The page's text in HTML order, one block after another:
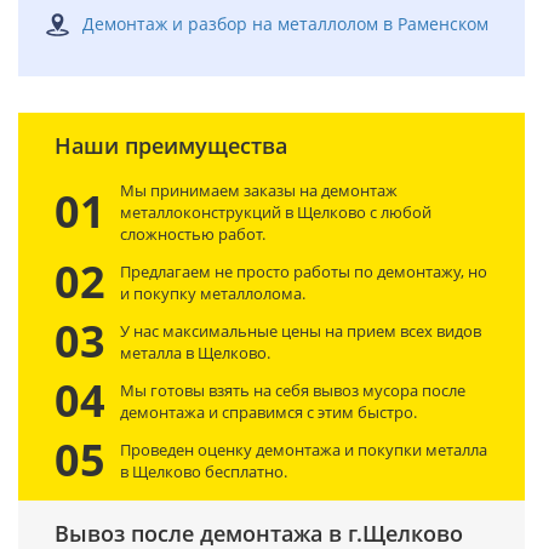
Демонтаж и разбор на металлолом в Раменском
Наши преимущества
01
Мы принимаем заказы на демонтаж
металлоконструкций в Щелково с любой
сложностью работ.
02
Предлагаем не просто работы по демонтажу, но
и покупку металлолома.
03
У нас максимальные цены на прием всех видов
металла в Щелково.
04
Мы готовы взять на себя вывоз мусора после
демонтажа и справимся с этим быстро.
05
Проведен оценку демонтажа и покупки металла
в Щелково бесплатно.
Вывоз после демонтажа в г.Щелково